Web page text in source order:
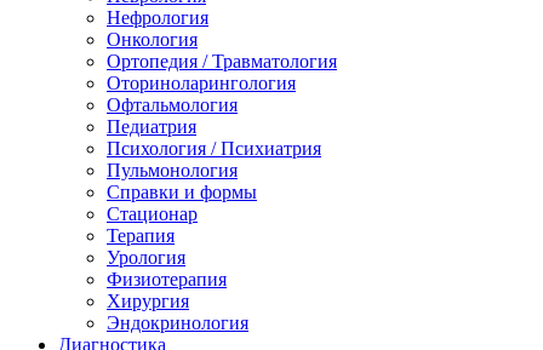
Нефрология
Онкология
Ортопедия / Травматология
Оториноларингология
Офтальмология
Педиатрия
Психология / Психиатрия
Пульмонология
Справки и формы
Стационар
Терапия
Урология
Физиотерапия
Хирургия
Эндокринология
Диагностика